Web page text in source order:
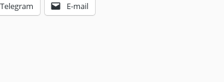
Telegram E-mail